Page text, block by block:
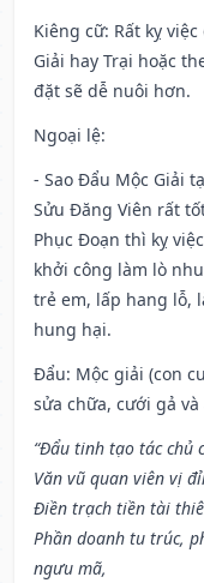
Kiêng cữ: Rất kỵ
Giải hay Trại hoặc
đặt sẽ dễ nuôi hơn.
Ngoại lệ:
- Sao Đẩu Mộc Giải
Sửu Đăng Viên rất
Phục Đoạn thì kỵ
khởi công làm lò
trẻ em, lấp hang lỗ,
hung hại.
Đẩu: Mộc giải (con
sửa chữa, cưới gả
“Đẩu tinh tạo tác chủ
Văn vũ quan viên vị
Điền trạch tiền tài
Phần doanh tu trúc,
ngưu mã,